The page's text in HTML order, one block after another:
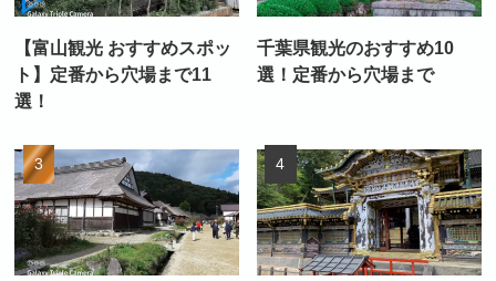
【富山観光 おすすめスポッ
ト】定番から穴場まで11
選！
千葉県観光のおすすめ10
選！定番から穴場まで